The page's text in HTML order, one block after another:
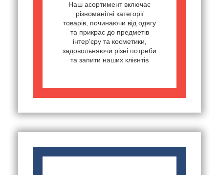
Наш асортимент включає
різноманітні категорії
товарів, починаючи від одягу
та прикрас до предметів
інтер'єру та косметики,
задовольняючи різні потреби
та запити наших клієнтів